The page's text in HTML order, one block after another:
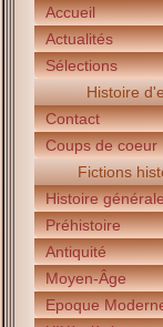
Accueil
Actualités
Sélections
Histoire
Contact
Coups de coeur
Fictions
Histoire
Préhistoire
Antiquité
Moyen-Âge
Epoque